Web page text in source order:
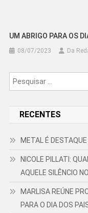
UM ABRIGO PARA OS
08/07/2023 Da
RECENTES
METAL É
NICOLE PILLATI:
AQUELE SILÊNCIO
MARLISA REÚNE
PARA O DIA DOS